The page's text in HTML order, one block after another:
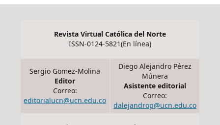
Revista Virtual Católica del Norte
ISSN-0124-5821(En línea)
Sergio Gomez-Molina
Editor
Correo:
editorialucn@ucn.edu.co
Diego Alejandro Pérez
Múnera
Asistente editorial
Correo:
dalejandrop@ucn.edu.co